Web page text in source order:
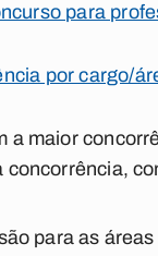
para
por cargo/
a maior
concorrência,
para as